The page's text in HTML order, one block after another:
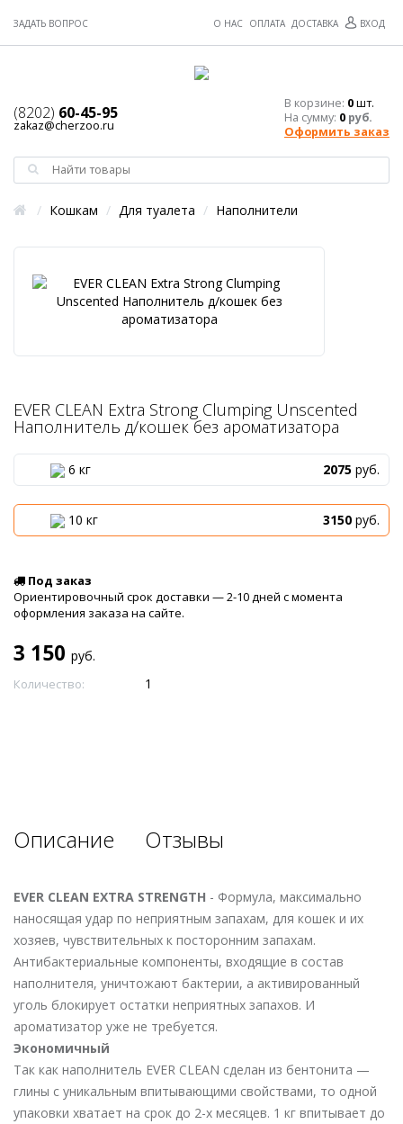
ЗАДАТЬ ВОПРОС О НАС ОПЛАТА ДОСТАВКА ВХОД
(8202) 60-45-95
zakaz@cherzoo.ru
В корзине: 0шт.
На сумму: 0 руб.
Оформить заказ
/ Кошкам / Для туалета / Наполнители
EVER CLEAN Extra Strong Clumping Unscented
Наполнитель д/кошек без ароматизатора
6 кг 2075 руб.
10 кг 3150 руб.
Под заказ
Ориентировочный срок доставки — 2-10 дней с момента
оформления заказа на сайте.
3 150 руб.
Количество:
Описание Отзывы
EVER CLEAN EXTRA STRENGTH - Формула, максимально
наносящая удар по неприятным запахам, для кошек и их
хозяев, чувствительных к посторонним запахам.
Антибактериальные компоненты, входящие в состав
наполнителя, уничтожают бактерии, а активированный
уголь блокирует остатки неприятных запахов. И
ароматизатор уже не требуется.
Экономичный
Так как наполнитель EVER CLEAN сделан из бентонита —
глины с уникальным впитывающими свойствами, то одной
упаковки хватает на срок до 2-х месяцев. 1 кг впитывает до